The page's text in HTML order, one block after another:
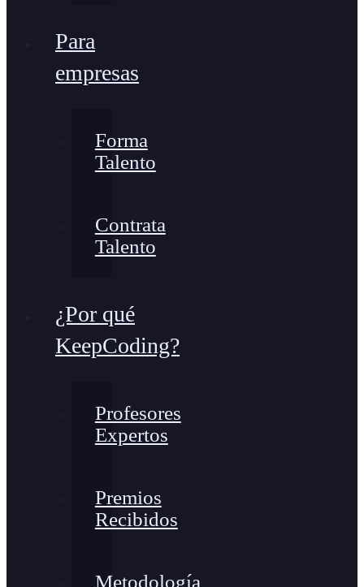
Para
empresas
Forma
Talento
Contrata
Talento
¿Por qué
KeepCoding?
Profesores
Expertos
Premios
Recibidos
Metodología